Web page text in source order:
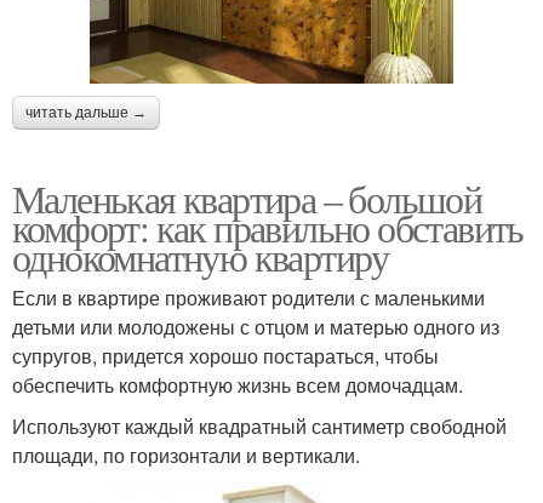
читать дальше →
Маленькая квартира – большой
комфорт: как правильно обставить
однокомнатную квартиру
Если в квартире проживают родители с маленькими
детьми или молодожены с отцом и матерью одного из
супругов, придется хорошо постараться, чтобы
обеспечить комфортную жизнь всем домочадцам.
Используют каждый квадратный сантиметр свободной
площади, по горизонтали и вертикали.